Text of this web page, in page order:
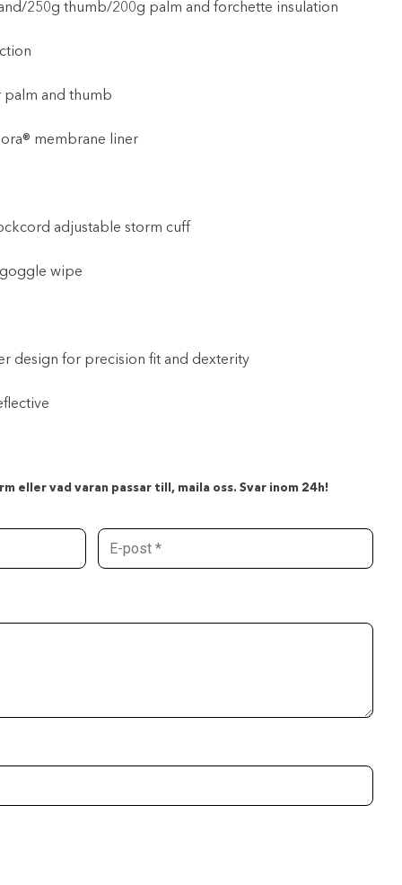
250g thumb/200g palm and forchette insulation
palm and thumb
membrane liner
adjustable storm cuff
wipe
design for precision fit and dexterity
eller vad varan passar till, maila oss. Svar inom 24h!